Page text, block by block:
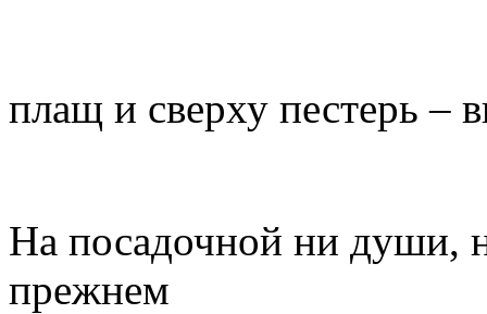
плащ и сверху пестерь –
На посадочной ни души,
прежнем